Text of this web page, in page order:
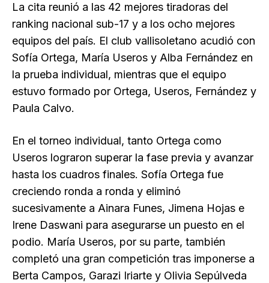
La cita reunió a las 42 mejores tiradoras del
ranking nacional sub-17 y a los ocho mejores
equipos del país. El club vallisoletano acudió con
Sofía Ortega, María Useros y Alba Fernández en
la prueba individual, mientras que el equipo
estuvo formado por Ortega, Useros, Fernández y
Paula Calvo.
En el torneo individual, tanto Ortega como
Useros lograron superar la fase previa y avanzar
hasta los cuadros finales. Sofía Ortega fue
creciendo ronda a ronda y eliminó
sucesivamente a Ainara Funes, Jimena Hojas e
Irene Daswani para asegurarse un puesto en el
podio. María Useros, por su parte, también
completó una gran competición tras imponerse a
Berta Campos, Garazi Iriarte y Olivia Sepúlveda